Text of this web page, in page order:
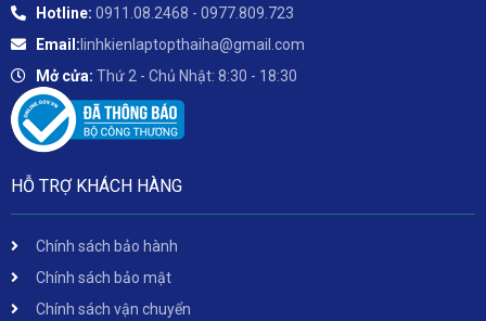
Hotline: 0911.08.2468 - 0977.809.723
Email: linhkienlaptopthaiha@gmail.com
Mở cửa: Thứ 2 - Chủ Nhật: 8:30 - 18:30
HỖ TRỢ KHÁCH HÀNG
Chính sách bảo hành
Chính sách bảo mật
Chính sách vận chuyển